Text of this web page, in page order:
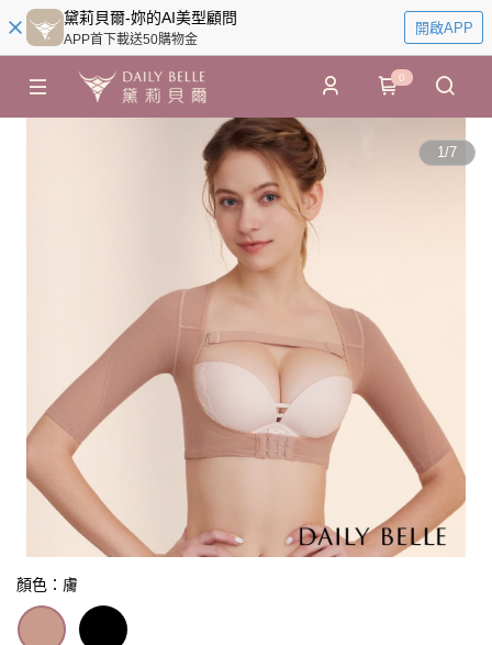
黛莉貝爾-妳的AI美型顧問
APP首下載送50購物金
開啟APP
0
1/7
顏色：膚